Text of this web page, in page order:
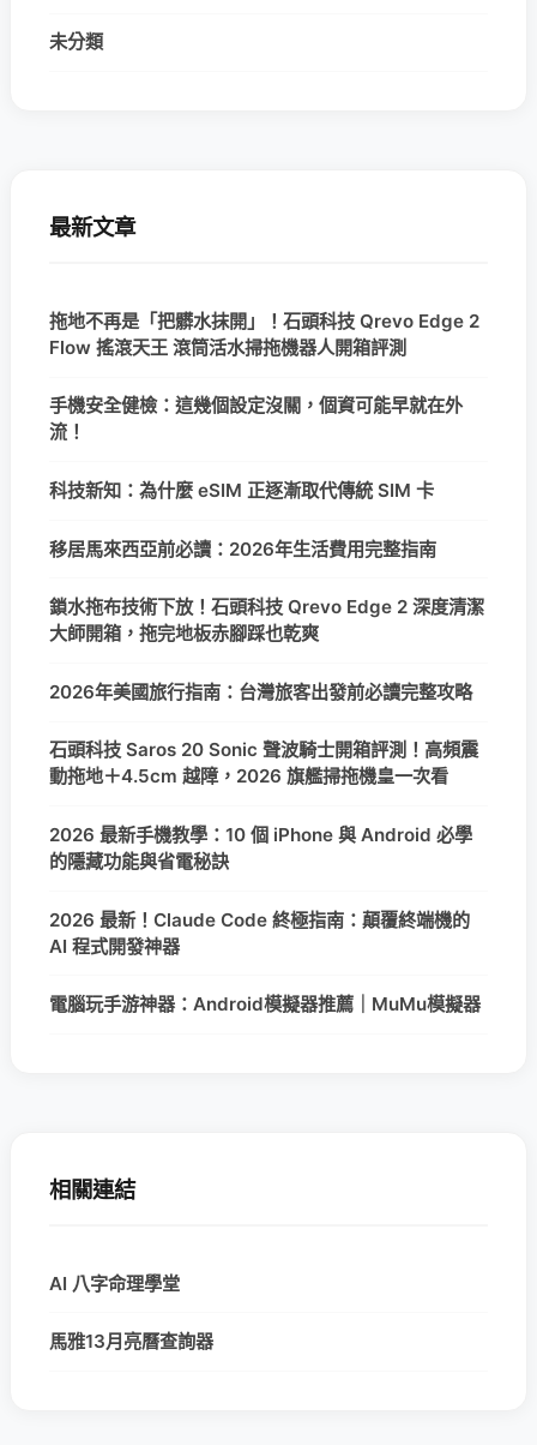
未分類
最新文章
拖地不再是「把髒水抹開」！石頭科技 Qrevo Edge 2
Flow 搖滾天王 滾筒活水掃拖機器人開箱評測
手機安全健檢：這幾個設定沒關，個資可能早就在外
流！
科技新知：為什麼 eSIM 正逐漸取代傳統 SIM 卡
移居馬來西亞前必讀：2026年生活費用完整指南
鎖水拖布技術下放！石頭科技 Qrevo Edge 2 深度清潔
大師開箱，拖完地板赤腳踩也乾爽
2026年美國旅行指南：台灣旅客出發前必讀完整攻略
石頭科技 Saros 20 Sonic 聲波騎士開箱評測！高頻震
動拖地＋4.5cm 越障，2026 旗艦掃拖機皇一次看
2026 最新手機教學：10 個 iPhone 與 Android 必學
的隱藏功能與省電秘訣
2026 最新！Claude Code 終極指南：顛覆終端機的
AI 程式開發神器
電腦玩手游神器：Android模擬器推薦｜MuMu模擬器
相關連結
AI 八字命理學堂
馬雅13月亮曆查詢器